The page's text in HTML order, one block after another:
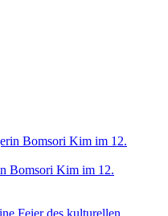
Bomsori Kim im 12.